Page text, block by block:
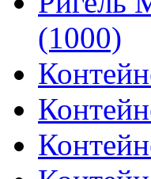
(1000)